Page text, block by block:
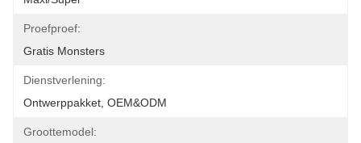
Proefproef:
Gratis Monsters
Dienstverlening:
Ontwerppakket, OEM&ODM
Groottemodel: